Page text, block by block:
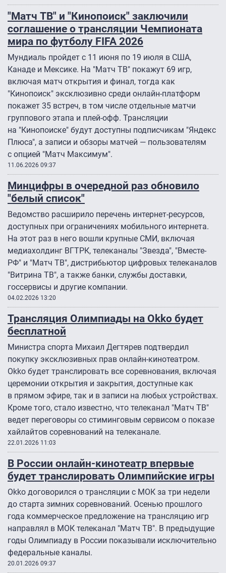
"Матч ТВ" и "Кинопоиск" заключили
соглашение о трансляции Чемпионата
мира по футболу FIFA 2026
Мундиаль пройдет с 11 июня по 19 июля в США,
Канаде и Мексике. На "Матч ТВ" покажут 69 игр,
включая матч открытия и финал, тогда как
"Кинопоиск" эксклюзивно среди онлайн-платформ
покажет 35 встреч, в том числе отдельные матчи
группового этапа и плей-офф. Трансляции
на "Кинопоиске" будут доступны подписчикам "Яндекс
Плюса", а записи и обзоры матчей — пользователям
с опцией "Матч Максимум".
11.06.2026 09:37
Минцифры в очередной раз обновило
"белый список"
Ведомство расширило перечень интернет-ресурсов,
доступных при ограничениях мобильного интернета.
На этот раз в него вошли крупные СМИ, включая
медиахолдинг ВГТРК, телеканалы "Звезда", "Вместе-
РФ" и "Матч ТВ", дистрибьютор цифровых телеканалов
"Витрина ТВ", а также банки, службы доставки,
госсервисы и другие компании.
04.02.2026 13:20
Трансляция Олимпиады на Okko будет
бесплатной
Министра спорта Михаил Дегтярев подтвердил
покупку эксклюзивных прав онлайн-кинотеатром.
Okko будет транслировать все соревнования, включая
церемонии открытия и закрытия, доступные как
в прямом эфире, так и в записи на любых устройствах.
Кроме того, стало известно, что телеканал "Матч ТВ"
ведет переговоры со стиминговым сервисом о показе
хайлайтов соревнований на телеканале.
22.01.2026 11:03
В России онлайн-кинотеатр впервые
будет транслировать Олимпийские игры
Okko договорился о трансляции с МОК за три недели
до старта зимних соревнований. Осенью прошлого
года коммерческое предложение на трансляцию игр
направлял в МОК телеканал "Матч ТВ". В предыдущие
годы Олимпиаду в России показывали исключительно
федеральные каналы.
20.01.2026 09:37